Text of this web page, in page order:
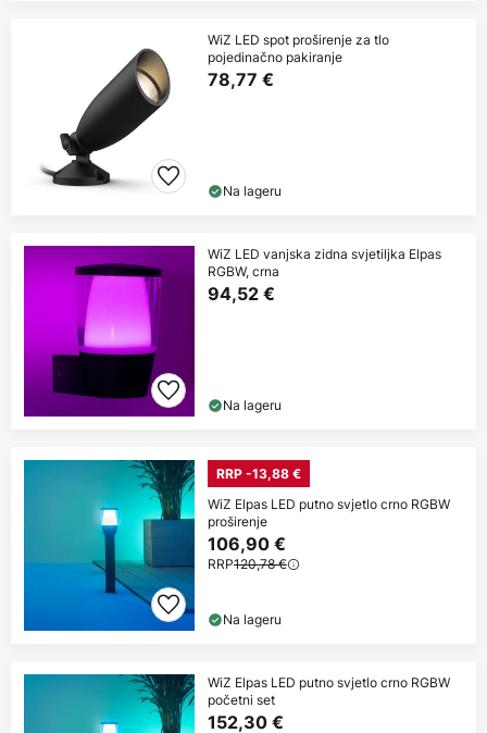
WiZ LED spot proširenje za tlo
pojedinačno pakiranje
78,77 €
Na lageru
WiZ LED vanjska zidna svjetiljka Elpas
RGBW, crna
94,52 €
Na lageru
RRP -13,88 €
WiZ Elpas LED putno svjetlo crno RGBW
proširenje
106,90 €
RRP120,78 €
Na lageru
WiZ Elpas LED putno svjetlo crno RGBW
početni set
152,30 €